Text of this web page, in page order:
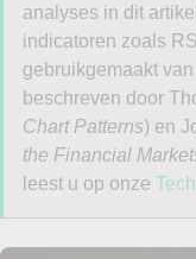
analyses in dit
indicatoren zoals
gebruikgemaakt
beschreven door
Chart Patterns) en
the Financial
leest u op onze